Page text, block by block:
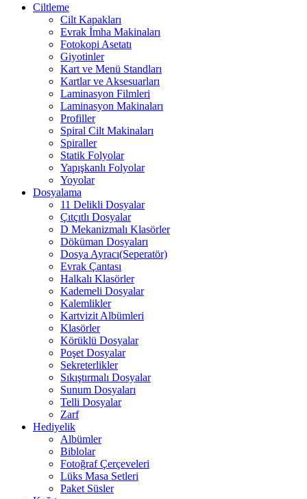
Ciltleme
Cilt Kapakları
Evrak İmha Makinaları
Fotokopi Asetatı
Giyotinler
Kart ve Menü Standları
Kartlar ve Aksesuarları
Laminasyon Filmleri
Laminasyon Makinaları
Profiller
Spiral Cilt Makinaları
Spiraller
Statik Folyolar
Yapışkanlı Folyolar
Yoyolar
Dosyalama
11 Delikli Dosyalar
Çıtçıtlı Dosyalar
D Mekanizmalı Klasörler
Döküman Dosyaları
Dosya Ayracı(Seperatör)
Evrak Çantası
Halkalı Klasörler
Kademeli Dosyalar
Kalemlikler
Kartvizit Albümleri
Klasörler
Körüklü Dosyalar
Poşet Dosyalar
Sekreterlikler
Sıkıştırmalı Dosyalar
Sunum Dosyaları
Telli Dosyalar
Zarf
Hediyelik
Albümler
Biblolar
Fotoğraf Çerçeveleri
Lüks Masa Setleri
Paket Süsler